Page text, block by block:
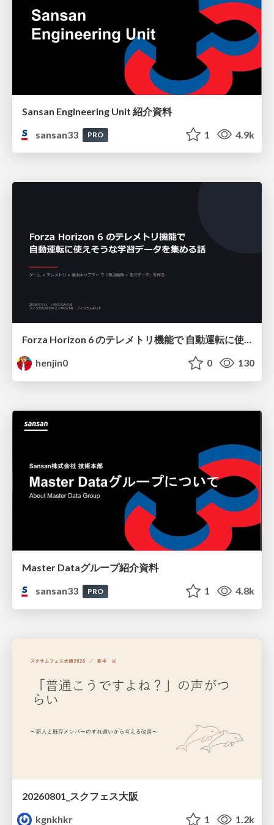
Sansan Engineering Unit 紹介資料
sansan33
PRO 1 4.9k
Forza Horizon 6 のテレメトリ機能で 自動運転に使えそうな学習データを集める話
henjin0
0 130
Master Dataグループ紹介資料
sansan33
PRO 1 4.8k
20260801_スクフェス大阪
kgnkhkr
1 1.2k